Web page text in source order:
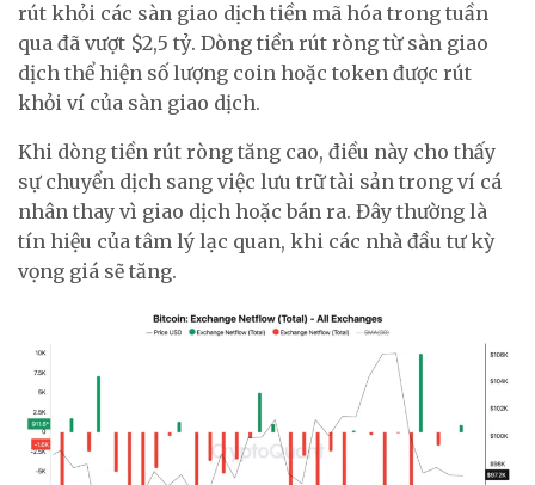
rút khỏi các sàn giao dịch tiền mã hóa trong tuần
qua đã vượt $2,5 tỷ. Dòng tiền rút ròng từ sàn giao
dịch thể hiện số lượng coin hoặc token được rút
khỏi ví của sàn giao dịch.
Khi dòng tiền rút ròng tăng cao, điều này cho thấy
sự chuyển dịch sang việc lưu trữ tài sản trong ví cá
nhân thay vì giao dịch hoặc bán ra. Đây thường là
tín hiệu của tâm lý lạc quan, khi các nhà đầu tư kỳ
vọng giá sẽ tăng.